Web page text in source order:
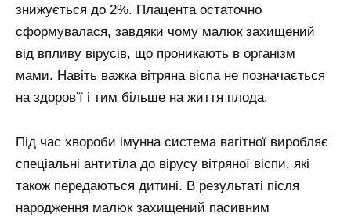
знижується до 2%. Плацента остаточно
сформувалася, завдяки чому малюк захищений
від впливу вірусів, що проникають в організм
мами. Навіть важка вітряна віспа не позначається
на здоров’ї і тим більше на життя плода.
Під час хвороби імунна система вагітної виробляє
спеціальні антитіла до вірусу вітряної віспи, які
також передаються дитині. В результаті після
народження малюк захищений пасивним